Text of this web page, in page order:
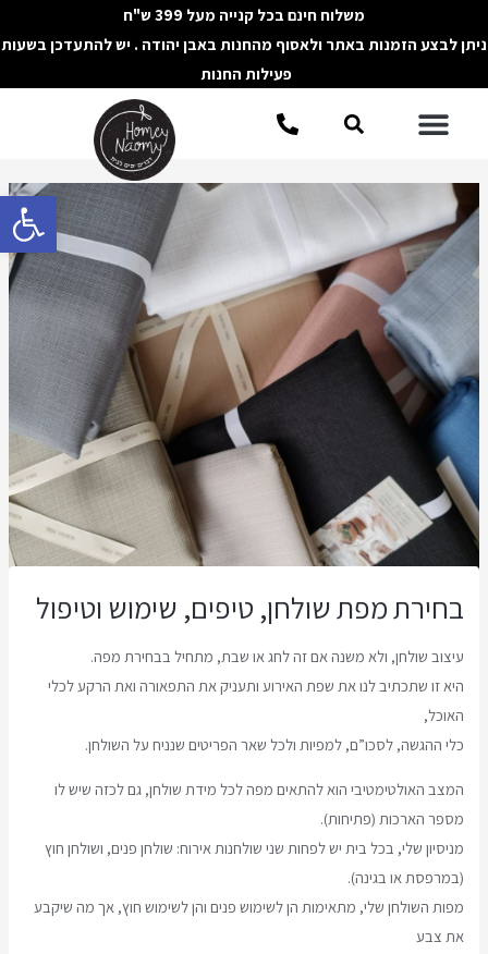
פתח
לתוכן
משלוח חינם בכל קנייה מעל 399 ש"ח
ניתן לבצע הזמנות באתר ולאסוף מהחנות באבן יהודה . יש להתעדכן בשעות
פעילות החנות
תפריטחיפוש
בחירת מפת שולחן, טיפים, שימוש וטיפול
עיצוב שולחן, ולא משנה אם זה לחג או שבת, מתחיל בבחירת מפה.
היא זו שתכתיב לנו את שפת האירוע ותעניק את התפאורה ואת הרקע לכלי
האוכל,
כלי ההגשה, לסכו”ם, למפיות ולכל שאר הפריטים שנניח על השולחן.
המצב האולטימטיבי הוא להתאים מפה לכל מידת שולחן, גם לכזה שיש לו
מספר הארכות (פתיחות).
מניסיון שלי, בכל בית יש לפחות שני שולחנות אירוח: שולחן פנים, ושולחן חוץ
(במרפסת או בגינה).
מפות השולחן שלי, מתאימות הן לשימוש פנים והן לשימוש חוץ, אך מה שיקבע
את צבע
navigation